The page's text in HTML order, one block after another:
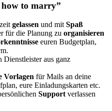
to marry”
gelassen und mit Spaß
für die Planung zu organisieren
euren Budgetplan,
Dienstleister aus ganz
Vorlagen für Mails an deine
eure Einladungskarten etc.
Support verlassen